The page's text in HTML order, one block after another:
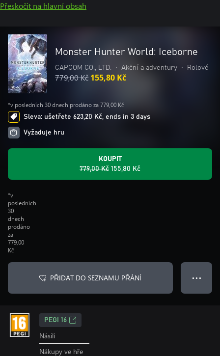
Přeskočit na hlavní obsah
Monster Hunter World: Iceborne
CAPCOM CO., LTD. • Akční a adventury • Rolové
779,00 Kč 155,80 Kč
*v posledních 30 dnech prodáno za 779,00 Kč
Sleva: ušetřete 623,20 Kč, ends in 3 days
Vyžaduje hru
KOUPIT
779,00 Kč 155,80 Kč
*v
posledních
30
dnech
prodáno
za
779,00
Kč
PŘIDAT DO SEZNAMU PŘÁNÍ ● ● ●
PEGI 16
Násilí
Nákupy ve hře